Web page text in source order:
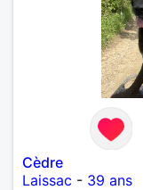
Cèdre
Laissac - 39 ans